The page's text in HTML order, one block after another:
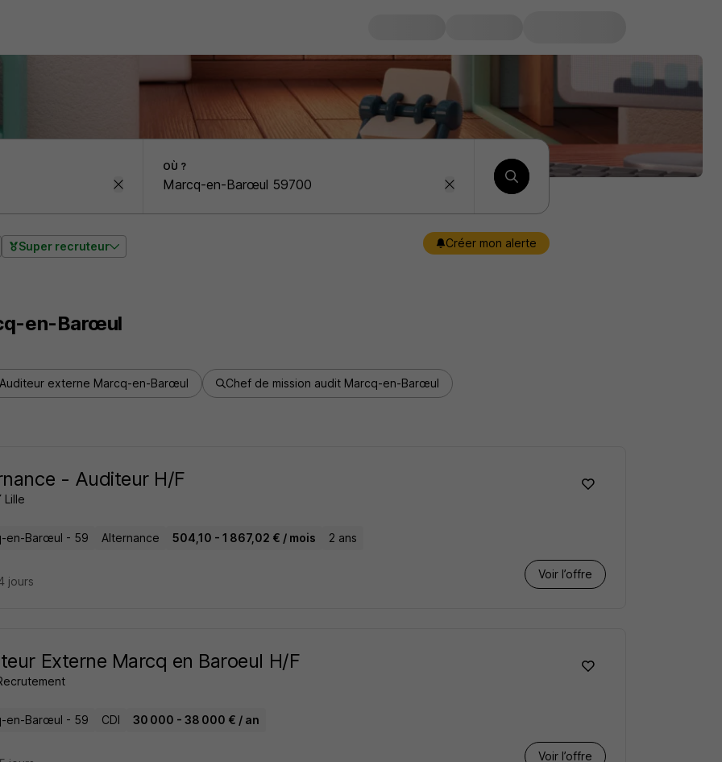
OÙ ?
Super recruteur Créer mon alerte
en-Barœul
Auditeur externe Marcq-en-Barœul Chef de mission audit Marcq-en-Barœul
- Auditeur H/F
Lille
en-Barœul - 59 Alternance 504,10 - 1 867,02 € / mois 2 ans
Voir l’offre
jours
Externe Marcq en Baroeul H/F
en-Barœul - 59 CDI 30 000 - 38 000 € / an
Voir l’offre